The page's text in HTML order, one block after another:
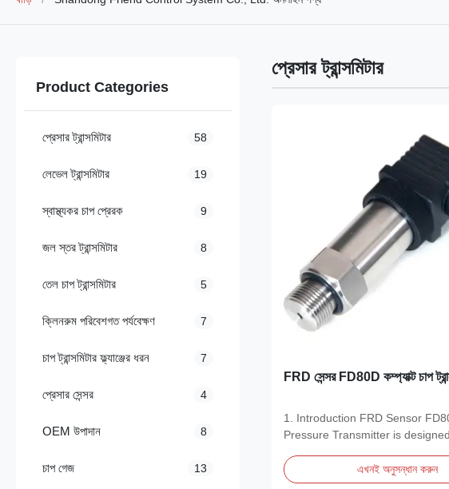
Product Categories
প্রেসার ট্রান্সমিটার 58
লেভেল ট্রান্সমিটার 19
স্বাস্থ্যকর চাপ প্রেরক 9
জল স্তর ট্রান্সমিটার 8
তেল চাপ ট্রান্সমিটার 5
ক্লিনরুম পরিবেশগত পর্যবেক্ষণ 7
চাপ ট্রান্সমিটার ফ্ল্যাঞ্জের ধরন 7
প্রেসার সেন্সর 4
OEM উপাদান 8
চাপ গেজ 13
প্রেসার ট্রান্সমিটার
FRD সেন্সর FD80D কম্প্যাক্ট চাপ
1. Introduction FRD Sensor
Pressure Transmitter is
এখনই অনুসন্ধান করুন